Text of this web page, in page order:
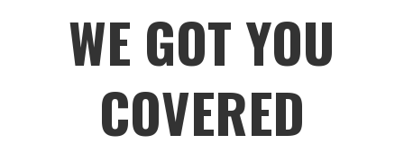
WE GOT YOU
COVERED